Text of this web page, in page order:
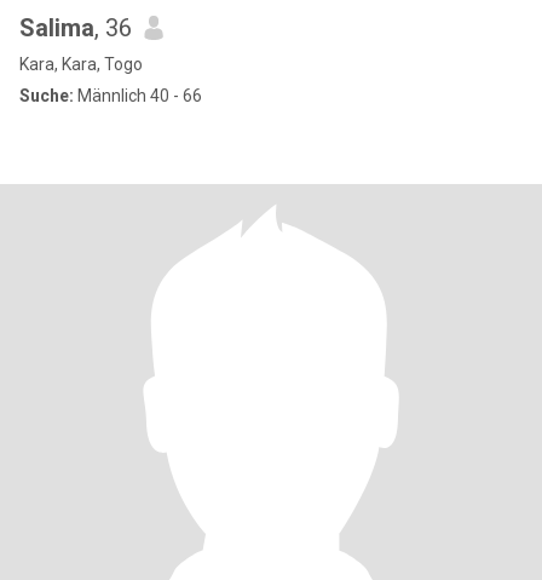
Salima, 36
Kara, Kara, Togo
Suche: Männlich 40 - 66